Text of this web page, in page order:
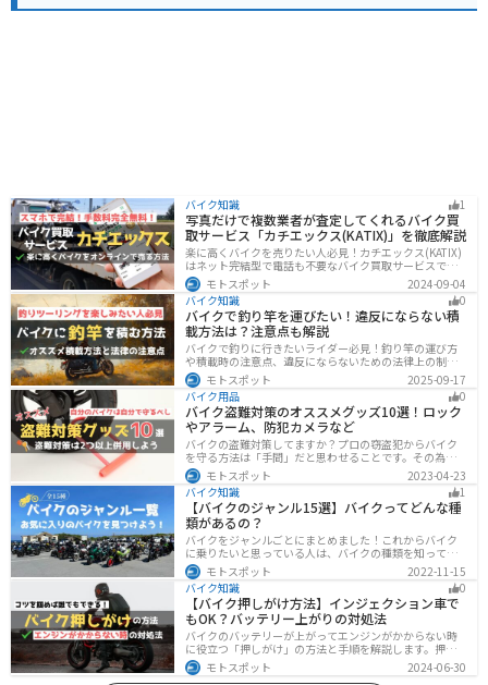
バイク知識 1
写真だけで複数業者が査定してくれるバイク買
取サービス「カチエックス(KATIX)」を徹底解説
楽に高くバイクを売りたい人必見！カチエックス(KATIX)
はネット完結型で電話も不要なバイク買取サービスで
す。バイク情報と写真を登録するだけで、複数のバイク
業者がオークション形式で価格を競い合ってくれるの
で、何もせず最高値でバイクを売ることができます。
モトスポット
2024-09-04
バイク知識
0
バイクで釣り竿を運びたい！違反にならない積
載方法は？注意点も解説
バイクで釣りに行きたいライダー必見！釣り竿の運び方
や積載時の注意点、違反にならないための法律上の制限
を解説。風の影響やバランス、安全面のポイントを押さ
えつつ、おすすめのロッドケース・ロッドホルダー・コ
ンパクトロッドも紹介。ツーリング途中に気軽に釣りを
楽しみたい方にも最適な情報が満載
モトスポット
2025-09-17
バイク用品
0
バイク盗難対策のオススメグッズ10選！ロック
やアラーム、防犯カメラなど
バイクの盗難対策してますか？プロの窃盗犯からバイク
を守る方法は「手間」だと思わせることです。その為に
は「チェーンロック 」「ディスクロック」などしっかり
と対策をしておきましょう。この記事では、すぐできる
バイクの盗難対策オススメグッズを紹介します。
モトスポット
2023-04-23
バイク知識
1
【バイクのジャンル15選】バイクってどんな種
類があるの？
バイクをジャンルごとにまとめました！これからバイク
に乗りたいと思っている人は、バイクの種類を知って気
になる1台を見つけましょう。特徴やメリットデメリット
なども記載しているので、デザインだけでなく性能から
もバイクを探せるようになると失敗しないバイク選びば
できるようになります。
モトスポット
2022-11-15
バイク知識
0
【バイク押しがけ方法】インジェクション車で
もOK？バッテリー上がりの対処法
バイクのバッテリーが上がってエンジンがかからない時
に役立つ「押しがけ」の方法と手順を解説します。押し
がけができるバイクとできないバイクがあるので、自分
のバイクができるのか確認しておきましょう。
モトスポット 2024-06-30